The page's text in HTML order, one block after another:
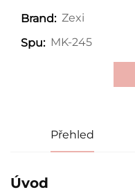
Brand: Zexi
Spu: MK-245
Přehled
Úvod